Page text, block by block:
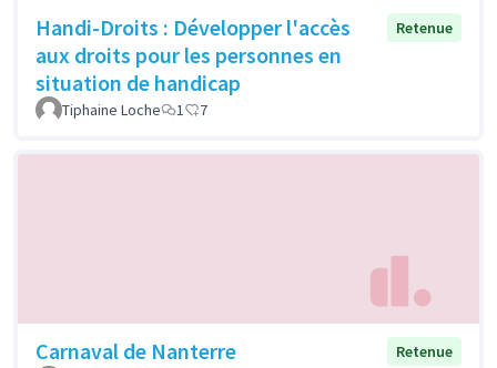
Handi-Droits : Développer l'accès
aux droits pour les personnes en
situation de handicap
Retenue
Tiphaine Loche 1 7
Carnaval de Nanterre
Retenue